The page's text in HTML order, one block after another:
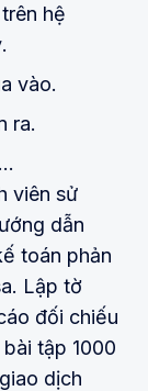
hệ
vào.
ra.
viên sử
dẫn
toán phản
Lập tờ
đối chiếu
tập 1000
dịch